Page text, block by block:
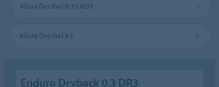
Allura Decibel 0.35 AD3
Allura Decibel b+
Enduro Dryback 0,3 DR3